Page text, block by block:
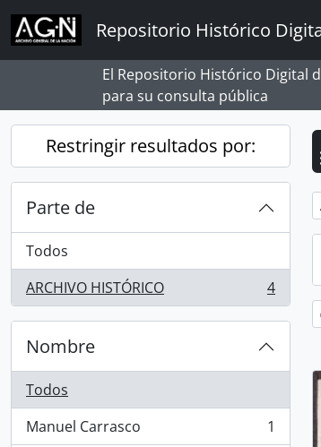
Skip to main content
Repositorio Histórico
El Repositorio Histórico Digital
para su consulta pública
Restringir resultados por:
Parte de
Todos
ARCHIVO HISTÓRICO
, 4 resultados 4
Nombre
Todos
Manuel Carrasco
, 1 resultados
1